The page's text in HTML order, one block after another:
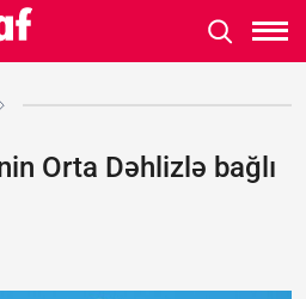
Orta Dəhlizlə bağlı